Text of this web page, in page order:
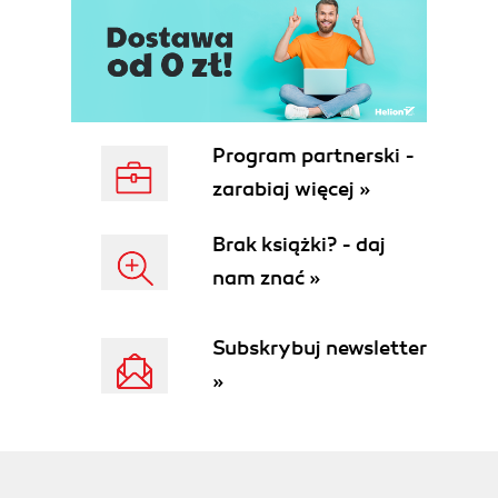
Rise of the API Economy
Opportunities and Costs of the Cloud
Modularity Redux: Embracing Small
Impact on Continuous Delivery
Evolution of Java Deployment Platforms
WARs and EARs: The Era of Application
Server Dominance
Twelve-Factor Apps
Container Images: Increasing Portability
of Serverless
Impact of Platforms on Continuous
Program partnerski -
zarabiaj więcej »
Brak książki? - daj
nam znać »
Subskrybuj newsletter
»